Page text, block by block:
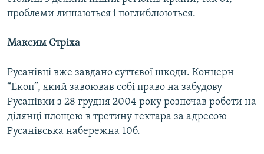
проблеми лишаються і поглиблюються.
Максим Стріха
Русанівці вже завдано суттєвої шкоди. Концерн
“Екоп”, який завоював собі право на забудову
Русанівки з 28 грудня 2004 року розпочав роботи на
ділянці площею в третину гектара за адресою
Русанівська набережна 10б.